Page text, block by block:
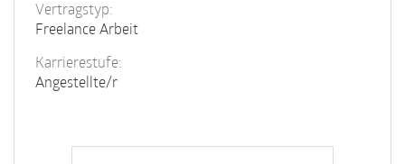
Vertragstyp:
Freelance Arbeit
Karrierestufe:
Angestellte/r